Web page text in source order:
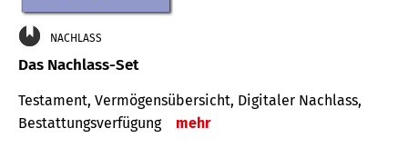
NACHLASS
Das Nachlass-Set
Testament, Vermögens­übersicht, Digitaler Nach­lass,
Bestat­tungs­ver­fügung
mehr